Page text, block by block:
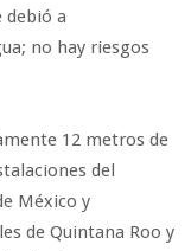
debió a
no hay riesgos
12 metros de
del
México y
de Quintana Roo y